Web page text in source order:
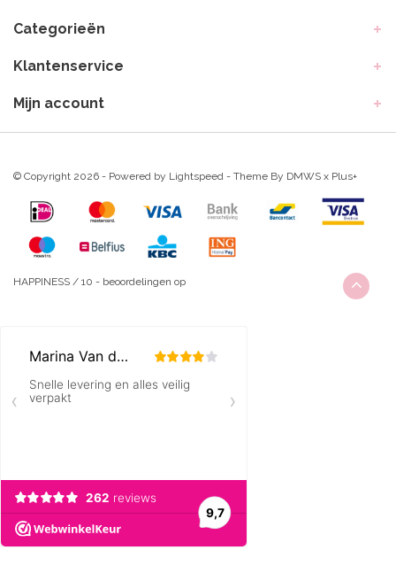
Categorieën
Klantenservice
Mijn account
© Copyright 2026 - Powered by Lightspeed - Theme By DMWS x Plus+
HAPPINESS / 10 - beoordelingen op